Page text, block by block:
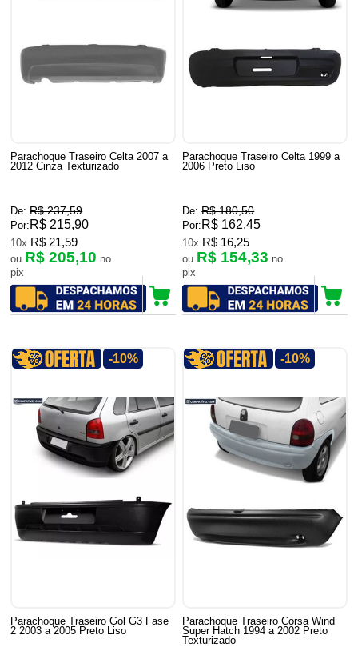
Parachoque Traseiro Celta 2007 a
2012 Cinza Texturizado
De: R$ 237,59
Por: R$ 215,90
10x R$ 21,59
ou R$ 205,10 no
pix
Parachoque Traseiro Celta 1999 a
2006 Preto Liso
De: R$ 180,50
Por: R$ 162,45
10x R$ 16,25
ou R$ 154,33 no
pix
-10%
Parachoque Traseiro Gol G3 Fase
2 2003 a 2005 Preto Liso
-10%
Parachoque Traseiro Corsa Wind
Super Hatch 1994 a 2002 Preto
Texturizado